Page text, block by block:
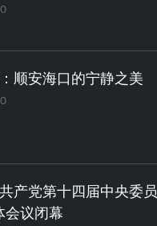
顺安海口的宁静之美
产党第十四届中央委员
会议闭幕